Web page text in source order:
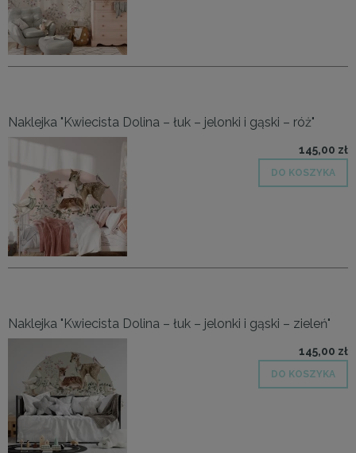
Naklejka "Kwiecista Dolina – łuk – jelonki i gąski – róż"
145,00 zł
DO KOSZYKA
Naklejka "Kwiecista Dolina – łuk – jelonki i gąski – zieleń"
145,00 zł
DO KOSZYKA